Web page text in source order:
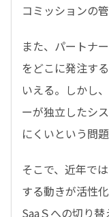
コミッションの
また、パートナ
をどこに発注す
いえる。しかし
ーが独立したシ
にくいという問
そこで、近年で
する動きが活性
SaaＳへの切り